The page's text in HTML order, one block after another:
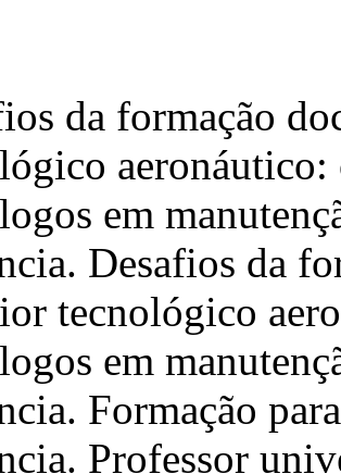
da formação
aeronáutico:
em
Desafios da
tecnológico
em
Formação
Professor